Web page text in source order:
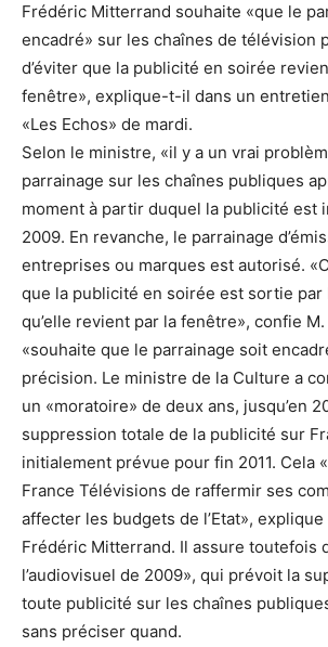
Frédéric Mitterrand souhaite «que le
encadré» sur les chaînes de télévision
d’éviter que la publicité en soirée
fenêtre», explique-t-il dans un
«Les Echos» de mardi.
Selon le ministre, «il y a un vrai
parrainage sur les chaînes publiques
moment à partir duquel la publicité est
2009. En revanche, le parrainage
entreprises ou marques est autorisé.
que la publicité en soirée est sortie par
qu’elle revient par la fenêtre», confie
«souhaite que le parrainage soit
précision. Le ministre de la Culture a
un «moratoire» de deux ans, jusqu’en
suppression totale de la publicité sur
initialement prévue pour fin 2011. Cela
France Télévisions de raffermir ses
affecter les budgets de l’Etat», explique
Frédéric Mitterrand. Il assure toutefois
l’audiovisuel de 2009», qui prévoit la
toute publicité sur les chaînes
sans préciser quand.